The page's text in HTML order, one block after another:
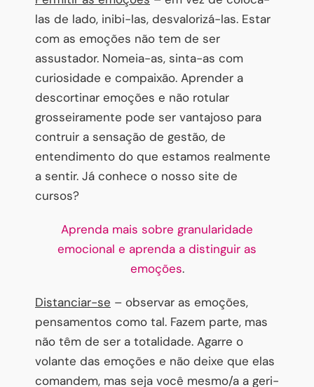
las de lado, inibi-las, desvalorizá-las. Estar
com as emoções não tem de ser
assustador. Nomeia-as, sinta-as com
curiosidade e compaixão. Aprender a
descortinar emoções e não rotular
grosseiramente pode ser vantajoso para
contruir a sensação de gestão, de
entendimento do que estamos realmente
a sentir. Já conhece o nosso site de
cursos?
Aprenda mais sobre granularidade
emocional e aprenda a distinguir as
emoções.
Distanciar-se – observar as emoções,
pensamentos como tal. Fazem parte, mas
não têm de ser a totalidade. Agarre o
volante das emoções e não deixe que elas
comandem, mas seja você mesmo/a a geri-